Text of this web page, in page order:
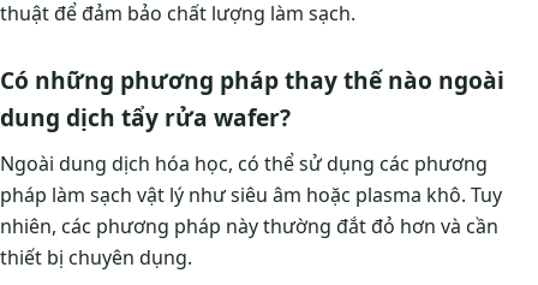
thuật để đảm bảo chất lượng làm sạch.
Có những phương pháp thay thế nào ngoài
dung dịch tẩy rửa wafer?
Ngoài dung dịch hóa học, có thể sử dụng các phương
pháp làm sạch vật lý như siêu âm hoặc plasma khô. Tuy
nhiên, các phương pháp này thường đắt đỏ hơn và cần
thiết bị chuyên dụng.